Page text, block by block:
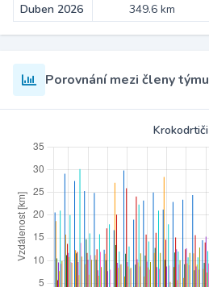
Duben 2026 349.6 km
Porovnání mezi členy týmu
Krokodrtiči